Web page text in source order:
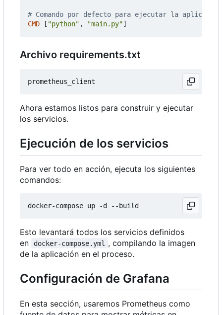
# Comando por defecto para ejecutar la aplicación
CMD
[ "python" , "main.py"]
Archivo requirements.txt
Ahora estamos listos para construir y ejecutar
los servicios.
Ejecución de los servicios
Para ver todo en acción, ejecuta los siguientes
comandos:
Esto levantará todos los servicios definidos
en
docker-compose.yml
, compilando la imagen
de la aplicación en el proceso.
Configuración de Grafana
En esta sección, usaremos Prometheus como